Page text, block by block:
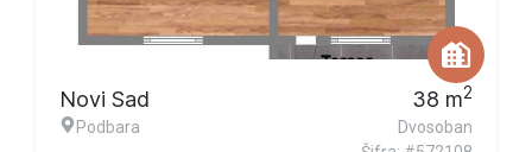
Novi Sad
Podbara
38 m2
Dvosoban